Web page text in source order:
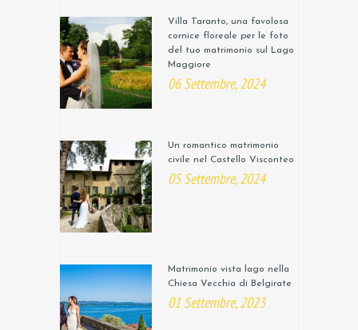
Villa Taranto, una favolosa
cornice floreale per le foto
del tuo matrimonio sul Lago
Maggiore
06 Settembre, 2024
Un romantico matrimonio
civile nel Castello Visconteo
05 Settembre, 2024
Matrimonio vista lago nella
Chiesa Vecchia di Belgirate
01 Settembre, 2023